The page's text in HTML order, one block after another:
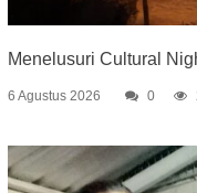
Menelusuri Cultural
6 Agustus 2026 0